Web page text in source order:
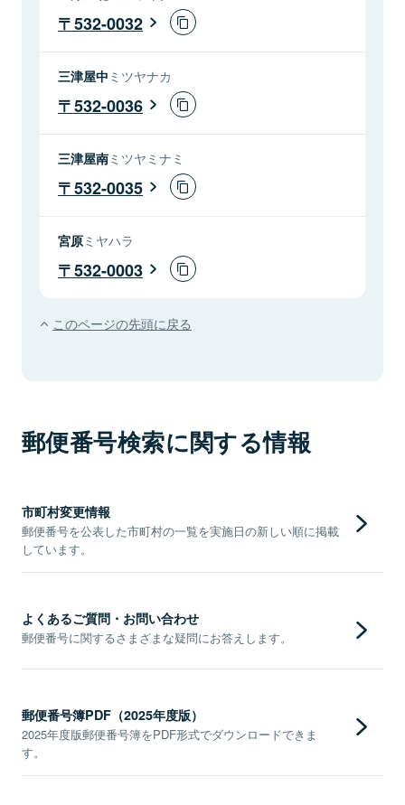
532-0032
三津屋中 ミツヤナカ
532-0036
三津屋南ミツヤミナミ
532-0035
宮原ミヤハラ
532-0003
このページの先頭に戻る
郵便番号検索に関する情報
市町村変更情報
郵便番号を公表した市町村の一覧を実施日の新しい順に掲載
しています。
よくあるご質問・お問い合わせ
郵便番号に関するさまざまな疑問にお答えします。
郵便番号簿PDF（2025年度版）
2025年度版郵便番号簿をPDF形式でダウンロードできま
す。